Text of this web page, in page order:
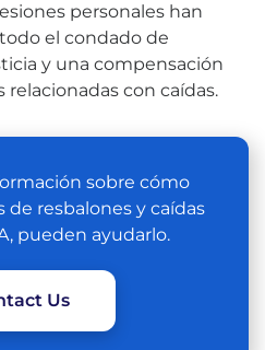
personales han
el condado de
y una compensación
relacionadas con caídas.
sobre cómo
de resbalones y caídas
pueden ayudarlo.
Us